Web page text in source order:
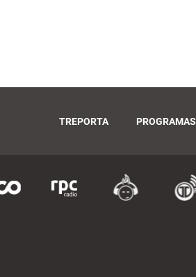
TREPORTA PROGRAMAS